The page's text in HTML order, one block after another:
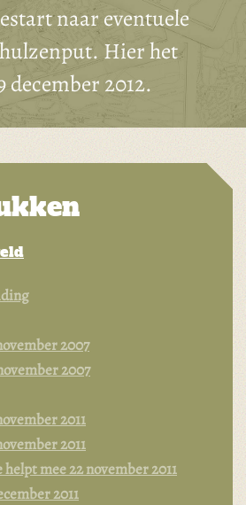
naar eventuele
Hier het
december 2012.
2007
2007
2011
2011
mee 22 november 2011
2011